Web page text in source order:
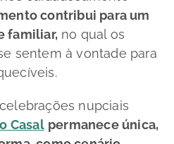
contribui para um
familiar, no qual os
sentem à vontade para
nupciais
Casal permanece única,